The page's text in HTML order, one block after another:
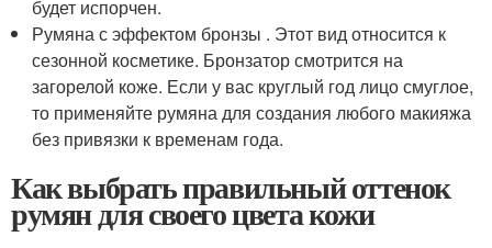
будет испорчен.
Румяна с эффектом бронзы . Этот вид относится к
сезонной косметике. Бронзатор смотрится на
загорелой коже. Если у вас круглый год лицо смуглое,
то применяйте румяна для создания любого макияжа
без привязки к временам года.
Как выбрать правильный оттенок
румян для своего цвета кожи